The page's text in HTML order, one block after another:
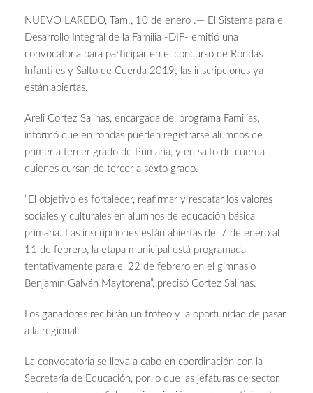
NUEVO LAREDO, Tam., 10 de enero .— El Sistema para el
Desarrollo Integral de la Familia -DIF- emitió una
convocatoria para participar en el concurso de Rondas
Infantiles y Salto de Cuerda 2019; las inscripciones ya
están abiertas.
Areli Cortez Salinas, encargada del programa Familias,
informó que en rondas pueden registrarse alumnos de
primer a tercer grado de Primaria, y en salto de cuerda
quienes cursan de tercer a sexto grado.
“El objetivo es fortalecer, reafirmar y rescatar los valores
sociales y culturales en alumnos de educación básica
primaria. Las inscripciones están abiertas del 7 de enero al
11 de febrero, la etapa municipal está programada
tentativamente para el 22 de febrero en el gimnasio
Benjamín Galván Maytorena”, precisó Cortez Salinas.
Los ganadores recibirán un trofeo y la oportunidad de pasar
a la regional.
La convocatoria se lleva a cabo en coordinación con la
Secretaría de Educación, por lo que las jefaturas de sector